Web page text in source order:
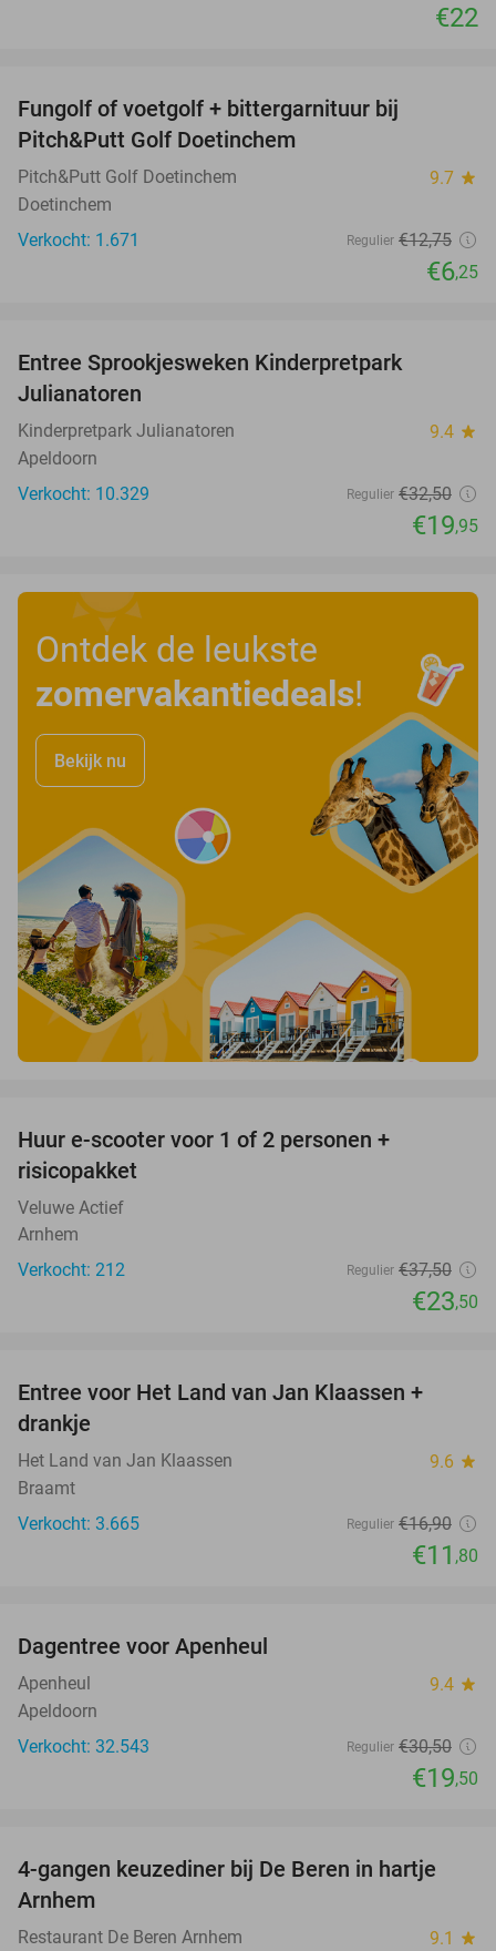
€22
Fungolf of voetgolf + bittergarnituur bij
Pitch&Putt Golf Doetinchem
Pitch&Putt Golf Doetinchem 9.7 star
Doetinchem
Verkocht: 1.671
Regulier €12,75
€6,25
Entree Sprookjesweken Kinderpretpark
Julianatoren
Kinderpretpark Julianatoren 9.4 star
Apeldoorn
Verkocht: 10.329
Regulier €32,50
€19,95
Ontdek de leukste
zomervakantiedeals!
Bekijk nu
Huur e-scooter voor 1 of 2 personen +
risicopakket
Veluwe Actief
Arnhem
Verkocht: 212
Regulier €37,50
€23,50
Entree voor Het Land van Jan Klaassen +
drankje
Het Land van Jan Klaassen 9.6 star
Braamt
Verkocht: 3.665
Regulier €16,90
€11 ,80
Dagentree voor Apenheul
Apenheul 9.4 star
Apeldoorn
Verkocht: 32.543
Regulier €30,50
€19,50
46%
4-gangen keuzediner bij De Beren in hartje
Arnhem
Restaurant De Beren Arnhem 9.1 star